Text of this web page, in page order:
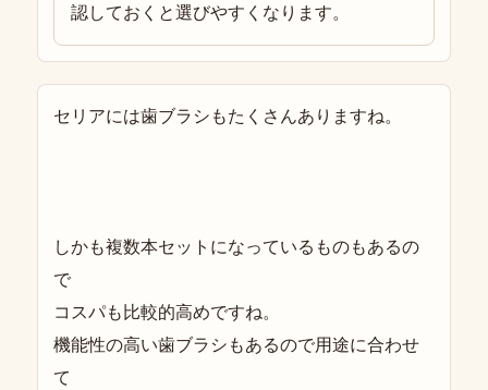
認しておくと選びやすくなります。
セリアには歯ブラシもたくさんありますね。
しかも複数本セットになっているものもあるの
で
コスパも比較的高めですね。
機能性の高い歯ブラシもあるので用途に合わせ
て